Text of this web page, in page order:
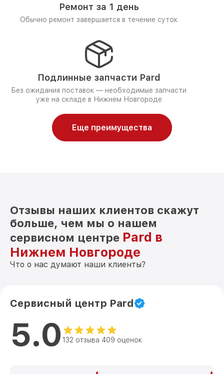
Ремонт за 1 день
Обычно ремонт завершается в течение суток
Подлинные запчасти Pard
Без ожидания поставок — необходимые запчасти
уже на складе в Нижнем Новгороде
Еще преимущества
Отзывы наших клиентов скажут
больше, чем мы о нашем
сервисном центре Pard в
Нижнем Новгороде
Что о нас думают наши клиенты?
Сервисный центр Pard
5.0 132 отзыва 409 оценок